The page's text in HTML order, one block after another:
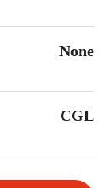
None
CGL